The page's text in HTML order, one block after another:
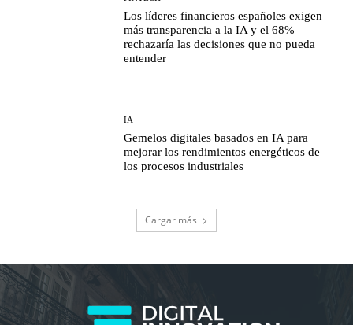
Los líderes financieros españoles exigen
más transparencia a la IA y el 68%
rechazaría las decisiones que no pueda
entender
IA
Gemelos digitales basados en IA para
mejorar los rendimientos energéticos de
los procesos industriales
Cargar más